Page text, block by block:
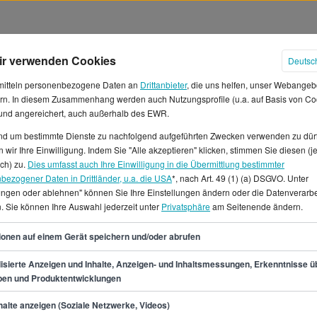
in Düsseldorf
als Straßenbaumeister/in
der Stunde und 3.700 € im
zwischen 36.400 €
Straßenbaumeister/in auf
in in Düsseldorf
Teilzeitjobs als auch
verwenden Cookies
personenbezogene Daten an Drittanbieter, die uns helfen, unser
In diesem Zusammenhang werden auch Nutzungsprofile (u.a. auf Basis von
angereichert, auch außerhalb des EWR.
um bestimmte Dienste zu nachfolgend aufgeführten Zwecken verwenden zu
wir Ihre Einwilligung. Indem Sie "Alle akzeptieren" klicken, stimmen Sie diesen
zu. Dies umfasst auch Ihre Einwilligung in die Übermittlung bestimmter
Daten in Drittländer, u.a. die USA*, nach Art. 49 (1) (a) DSGVO. Unter
oder ablehnen" können Sie Ihre Einstellungen ändern oder die
Sie können Ihre Auswahl jederzeit unter Privatsphäream Seitenende ändern.
auf einem Gerät speichern und/oder abrufen
Anzeigen und Inhalte, Anzeigen- und Inhaltsmessungen, Erkenntnisse
und Produktentwicklungen
anzeigen (Soziale Netzwerke, Videos)